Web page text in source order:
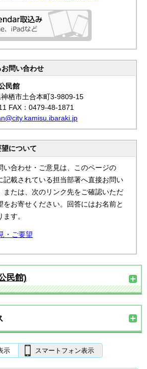
お問い合わせ
民館
栖市土合本町3-9809-15
FAX：0479-48-1871
について
い合わせ・ご意見は、このページの
記載されている担当部署へ直接お問い
または、次のリンク先をご確認いただ
をお寄せください。回答にはお名前と
す。
・ご要望
民館)
示 スマートフォン表示